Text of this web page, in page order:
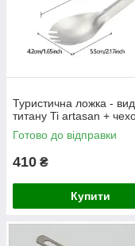
Туристична ложка -
титану Ti artasan +
Готово до відправки
410 ₴
Купити